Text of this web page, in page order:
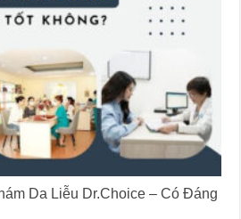
Da Liễu Dr.Choice – Có Đáng